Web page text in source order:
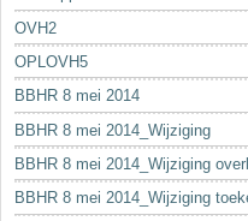
OVH2
OPLOVH5
BBHR 8 mei 2014
BBHR 8 mei 2014_Wijziging
BBHR 8 mei 2014_Wijziging
BBHR 8 mei 2014_Wijziging